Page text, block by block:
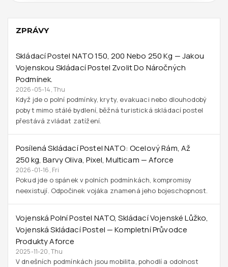
ZPRÁVY
Skládací Postel NATO 150, 200 Nebo 250 Kg — Jakou
Vojenskou Skládací Postel Zvolit Do Náročných
Podmínek.
2026-05-14, Thu
Když jde o polní podmínky, kryty, evakuaci nebo dlouhodobý
pobyt mimo stálé bydlení, běžná turistická skládací postel
přestává zvládat zatížení.
Posílená Skládací Postel NATO: Ocelový Rám, Až
250 Kg, Barvy Oliva, Pixel, Multicam — Aforce
2026-01-16, Fri
Pokud jde o spánek v polních podmínkách, kompromisy
neexistují. Odpočinek vojáka znamená jeho bojeschopnost.
Vojenská Polní Postel NATO, Skládací Vojenské Lůžko,
Vojenská Skládací Postel — Kompletní Průvodce
Produkty Aforce
2025-11-20, Thu
V dnešních podmínkách jsou mobilita, pohodlí a odolnost